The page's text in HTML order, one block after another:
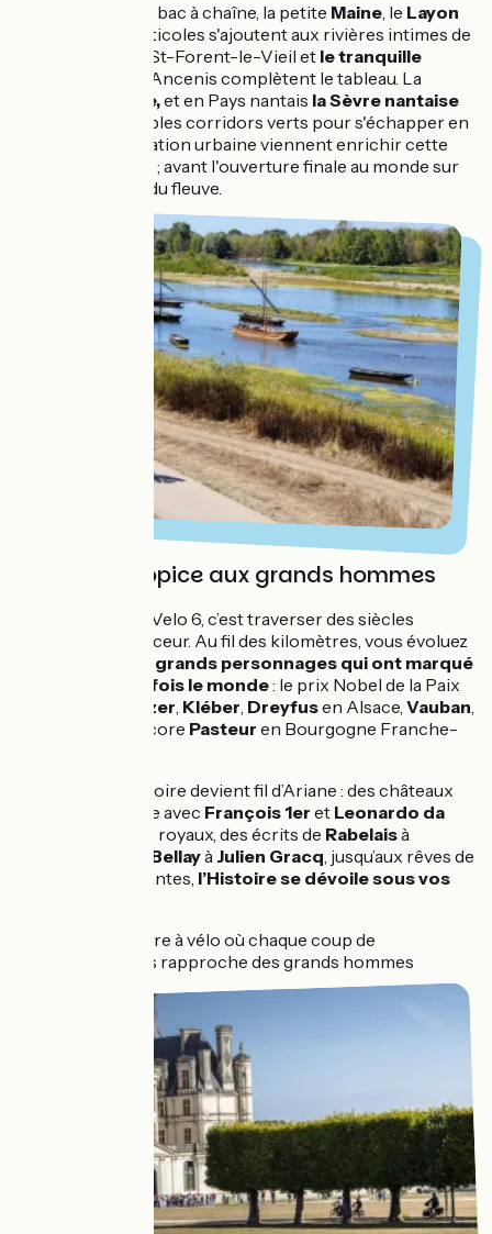
et son bac à chaîne, la petite Maine, le Layon
et ses coteaux viticoles s'ajoutent aux rivières intimes de
à St-Forent-le-Vieil et le tranquille
en Pays d'Ancenis complètent le tableau. La
Divatte,et en Pays nantais la Sèvre nantaise
véritables corridors verts pour s'échapper en
douceur de l'agitation urbaine viennent enrichir cette
fresque fluvestre ; avant l'ouverture finale au monde sur
le large estuaire du fleuve.
Un terroir propice aux grands hommes
Rouler sur l’EuroVelo 6, c’est traverser des siècles
d’histoire en douceur. Au fil des kilomètres, vous évoluez
de grands personnages qui ont marqué
la France et parfois le monde: le prix Nobel de la Paix
Albert Schweitzer, Kléber, Dreyfusen Alsace, Vauban,
ou encore Pasteur en Bourgogne Franche-
Plus à l’ouest, la Loire devient fil d’Ariane : des châteaux
de la Renaissance avec François 1er et Leonardo da
, aux jardins royaux, des écrits de Rabelaisà
Du Bellayà Julien Gracq, jusqu’aux rêves de
à Nantes, l’Histoire se dévoile sous vos
Une aventure à vélo où chaque coup de
pédale vous rapproche des grands hommes